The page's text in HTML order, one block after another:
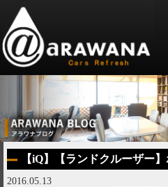
【iQ】【ランドクルーザー
2016.05.13